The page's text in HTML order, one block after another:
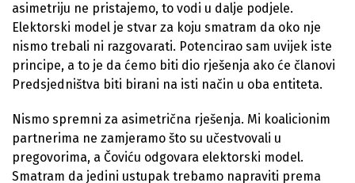
asimetriju ne pristajemo, to vodi u dalje podjele.
Elektorski model je stvar za koju smatram da oko nje
nismo trebali ni razgovarati. Potencirao sam uvijek iste
principe, a to je da ćemo biti dio rješenja ako će članovi
Predsjedništva biti birani na isti način u oba entiteta.
Nismo spremni za asimetrična rješenja. Mi koalicionim
partnerima ne zamjeramo što su učestvovali u
pregovorima, a Čoviću odgovara elektorski model.
Smatram da jedini ustupak trebamo napraviti prema